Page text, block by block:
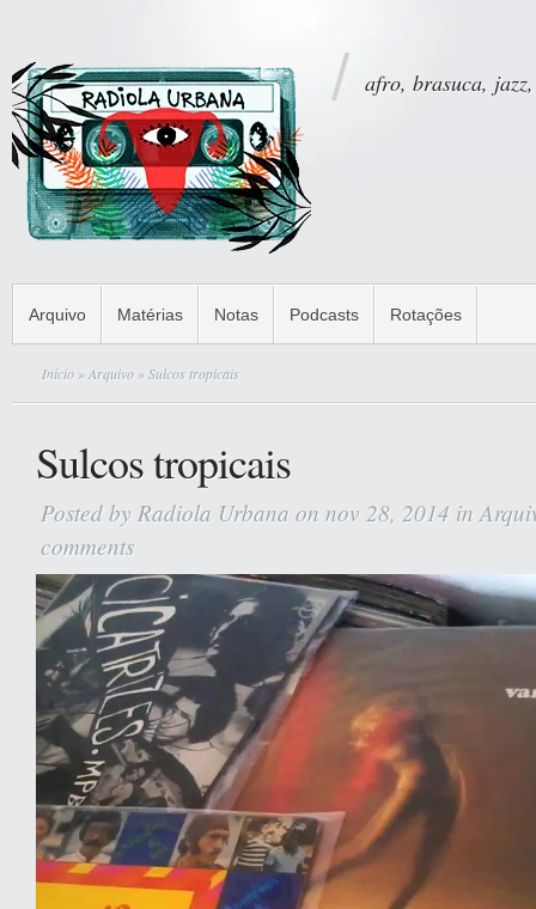
afro, brasuca,
Arquivo Matérias Notas Podcasts Rotações
Início »Arquivo » Sulcos tropicais
Sulcos tropicais
Posted by Radiola Urbana on nov 28, 2014 in
comments